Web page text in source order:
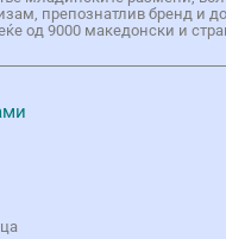
препознатлив бренд и
од 9000 македонски и